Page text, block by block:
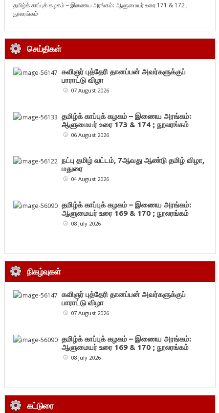
தமிழ்க் காப்புக் கழகம் – இணைய அரங்கம்: ஆளுமையர் உரை 171 & 172 ;
நூலரங்கம்
செய்திகள்
கவிஞர் புத்தேரி தானப்பன் அவர்களுக்குப்
பாராட்டு விழா
07 August 2026
தமிழ்க் காப்புக் கழகம் – இணைய அரங்கம்:
ஆளுமையர் உரை 173 & 174 ; நூலரங்கம்
06 August 2026
நட்பு தமிழ் வட்டம், 7ஆவது ஆண்டு தமிழ் விழா,
மதுரை
04 August 2026
தமிழ்க் காப்புக் கழகம் – இணைய அரங்கம்:
ஆளுமையர் உரை 169 & 170 ; நூலரங்கம்
08 July 2026
நிகழ்வுகள்
கவிஞர் புத்தேரி தானப்பன் அவர்களுக்குப்
பாராட்டு விழா
07 August 2026
தமிழ்க் காப்புக் கழகம் – இணைய அரங்கம்:
ஆளுமையர் உரை 169 & 170 ; நூலரங்கம்
08 July 2026
கட்டுரை